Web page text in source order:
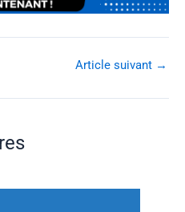
Article suivant →